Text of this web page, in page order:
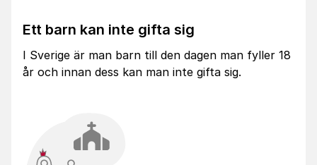
Ett barn kan inte gifta sig
I Sverige är man barn till den dagen man fyller 18
år och innan dess kan man inte gifta sig.